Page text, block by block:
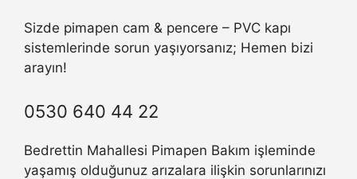
Sizde pimapen cam & pencere – PVC kapı
sistemlerinde sorun yaşıyorsanız; Hemen bizi
arayın!
0530 640 44 22
Bedrettin Mahallesi Pimapen Bakım işleminde
yaşamış olduğunuz arızalara ilişkin sorunlarınızı